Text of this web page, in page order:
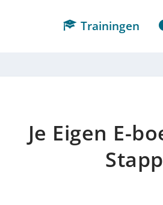
Trainingen
Je Eigen E-